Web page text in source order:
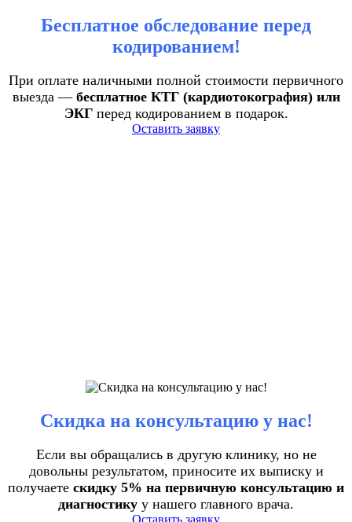
Бесплатное обследование перед
кодированием!
При оплате наличными полной стоимости первичного
выезда — бесплатное КТГ (кардиотокография) или
ЭКГперед кодированием в подарок.
Оставить заявку
Скидка на консультацию у нас!
Если вы обращались в другую клинику, но не
довольны результатом, приносите их выписку и
получаете скидку 5% на первичную консультацию и
диагностику у нашего главного врача.